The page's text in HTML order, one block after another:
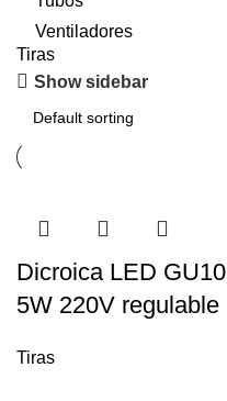
Ventiladores
Tiras
Show sidebar
Dicroica LED GU10
5W 220V regulable
Tiras